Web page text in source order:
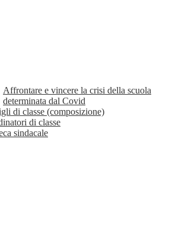
Affrontare e vincere la crisi della scuola
determinata dal Covid
di classe (composizione)
di classe
sindacale